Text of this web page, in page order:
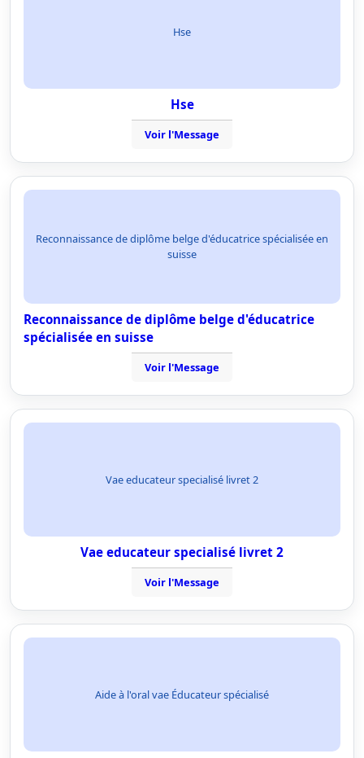
Hse
Hse
Voir l'Message
Reconnaissance de diplôme belge d'éducatrice spécialisée en
suisse
Reconnaissance de diplôme belge d'éducatrice
spécialisée en suisse
Voir l'Message
Vae educateur specialisé livret 2
Vae educateur specialisé livret 2
Voir l'Message
Aide à l'oral vae Éducateur spécialisé